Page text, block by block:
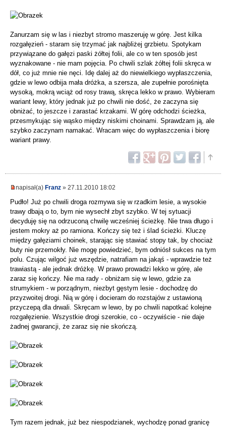
Zanurzam się w las i niezbyt stromo maszeruję w górę. Jest kilka
rozgałęzień - staram się trzymać jak najbliżej grzbietu. Spotykam
przywiązane do gałęzi paski żółtej folii, ale co w ten sposób jest
wyznakowane - nie mam pojęcia. Po chwili szlak żółtej folii skręca w
dół, co już mnie nie nęci. Idę dalej aż do niewielkiego wypłaszczenia,
gdzie w lewo odbija mała dróżka, a szersza, ale zupełnie porośnięta
wysoką, mokrą wciąż od rosy trawą, skręca lekko w prawo. Wybieram
wariant lewy, który jednak już po chwili nie dość, że zaczyna się
obniżać, to jeszcze i zarastać krzakami. W górę odchodzi ścieżka,
przesmykując się wąsko między niskimi choinami. Sprawdzam ją, ale
szybko zaczynam namakać. Wracam więc do wypłaszczenia i biorę
wariant prawy.
napisał(a) Franz » 27.11.2010 18:02
Pudło! Już po chwili droga rozmywa się w rzadkim lesie, a wysokie
trawy dbają o to, bym nie wysechł zbyt szybko. W tej sytuacji
decyduję się na odrzuconą chwilę wcześniej ścieżkę. Nie trwa długo i
jestem mokry aż po ramiona. Kończy się też i ślad ścieżki. Kluczę
między gałęziami choinek, starając się stawiać stopy tak, by chociaż
buty nie przemokły. Nie mogę powiedzieć, bym odniósł sukces na tym
polu. Czując wilgoć już wszędzie, natrafiam na jakąś - wprawdzie też
trawiastą - ale jednak dróżkę. W prawo prowadzi lekko w górę, ale
zaraz się kończy. Nie ma rady - obniżam się w lewo, gdzie za
strumykiem - w porządnym, niezbyt gęstym lesie - dochodzę do
przyzwoitej drogi. Nią w górę i docieram do rozstajów z ustawioną
przyczepą dla drwali. Skręcam w lewo, by po chwili napotkać kolejne
rozgałęzienie. Wszystkie drogi szerokie, co - oczywiście - nie daje
żadnej gwarancji, że zaraz się nie skończą.
Tym razem jednak, już bez niespodzianek, wychodzę ponad granicę